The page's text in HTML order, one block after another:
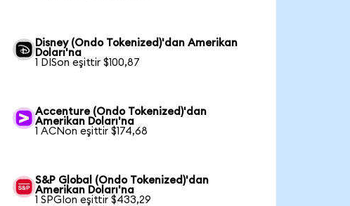
Disney (Ondo Tokenized)'dan Amerikan
Doları'na
1 DISon eşittir $100,87
Accenture (Ondo Tokenized)'dan
Amerikan Doları'na
1 ACNon eşittir $174,68
S&P Global (Ondo Tokenized)'dan
Amerikan Doları'na
1 SPGIon eşittir $433,29